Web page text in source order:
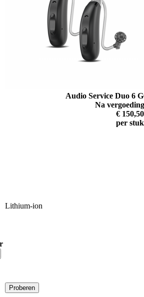
Audio Service Duo 6
Na
€ 150,50
per stuk
Lithium-ion
Proberen